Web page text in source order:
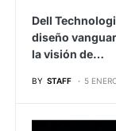
Dell
diseño
la visión de…
BY STAFF 5